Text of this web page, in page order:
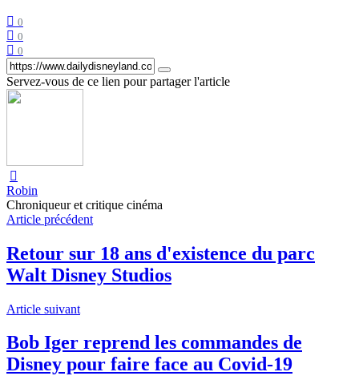
0
0
0
Servez-vous de ce lien pour partager l'article
Robin
Chroniqueur et critique cinéma
Article précédent
Retour sur 18 ans d'existence du parc
Walt Disney Studios
Article suivant
Bob Iger reprend les commandes de
Disney pour faire face au Covid-19